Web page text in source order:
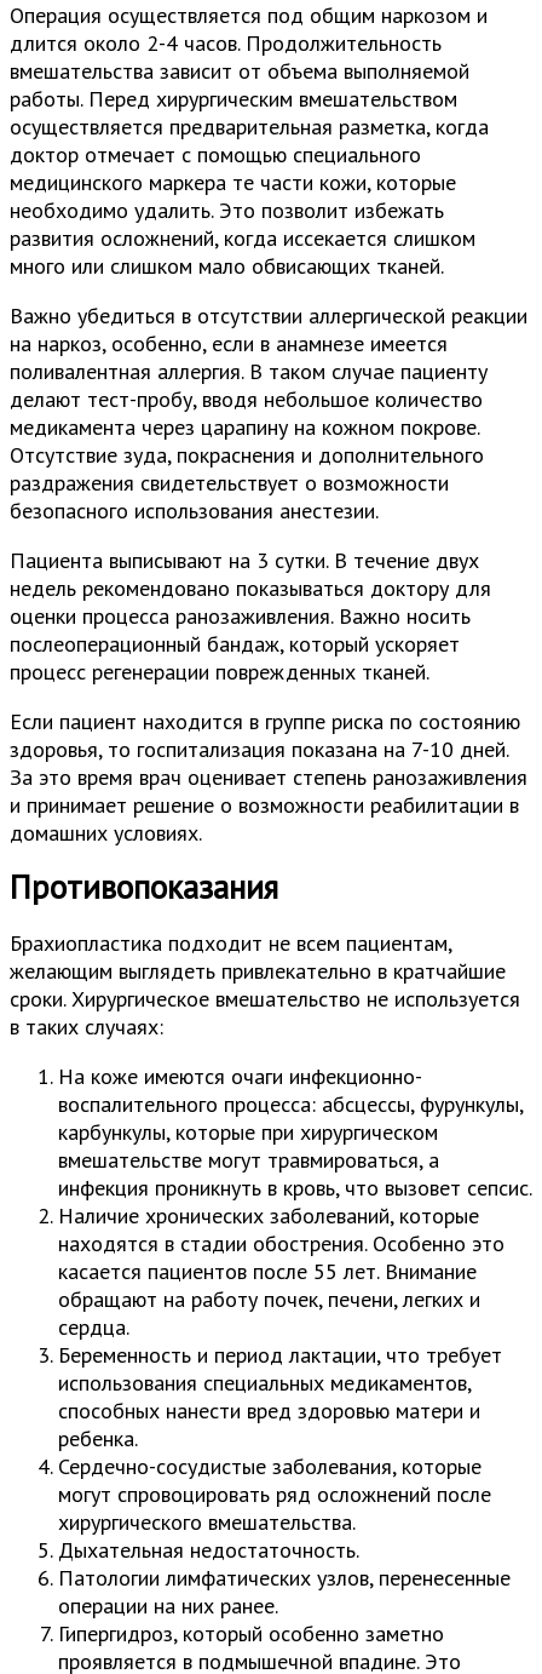
Операция осуществляется под общим наркозом и
длится около 2-4 часов. Продолжительность
вмешательства зависит от объема выполняемой
работы. Перед хирургическим вмешательством
осуществляется предварительная разметка, когда
доктор отмечает с помощью специального
медицинского маркера те части кожи, которые
необходимо удалить. Это позволит избежать
развития осложнений, когда иссекается слишком
много или слишком мало обвисающих тканей.
Важно убедиться в отсутствии аллергической реакции
на наркоз, особенно, если в анамнезе имеется
поливалентная аллергия. В таком случае пациенту
делают тест-пробу, вводя небольшое количество
медикамента через царапину на кожном покрове.
Отсутствие зуда, покраснения и дополнительного
раздражения свидетельствует о возможности
безопасного использования анестезии.
Пациента выписывают на 3 сутки. В течение двух
недель рекомендовано показываться доктору для
оценки процесса ранозаживления. Важно носить
послеоперационный бандаж, который ускоряет
процесс регенерации поврежденных тканей.
Если пациент находится в группе риска по состоянию
здоровья, то госпитализация показана на 7-10 дней.
За это время врач оценивает степень ранозаживления
и принимает решение о возможности реабилитации в
домашних условиях.
Противопоказания
Брахиопластика подходит не всем пациентам,
желающим выглядеть привлекательно в кратчайшие
сроки. Хирургическое вмешательство не используется
в таких случаях:
На коже имеются очаги инфекционно-
воспалительного процесса: абсцессы, фурункулы,
карбункулы, которые при хирургическом
вмешательстве могут травмироваться, а
инфекция проникнуть в кровь, что вызовет сепсис.
Наличие хронических заболеваний, которые
находятся в стадии обострения. Особенно это
касается пациентов после 55 лет. Внимание
обращают на работу почек, печени, легких и
сердца.
Беременность и период лактации, что требует
использования специальных медикаментов,
способных нанести вред здоровью матери и
ребенка.
Сердечно-сосудистые заболевания, которые
могут спровоцировать ряд осложнений после
хирургического вмешательства.
Дыхательная недостаточность.
Патологии лимфатических узлов, перенесенные
операции на них ранее.
Гипергидроз, который особенно заметно
проявляется в подмышечной впадине. Это